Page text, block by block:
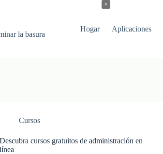
la basura
Hogar Aplicaciones
Cursos
Descubra cursos gratuitos de administración en
línea
×